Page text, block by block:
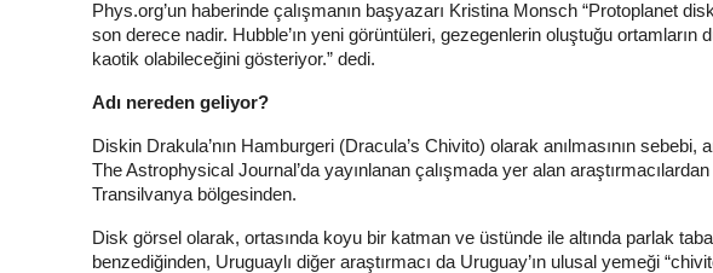
Phys.org’un haberinde çalışmanın başyazarı Kristina Monsch “Protoplanet
son derece nadir. Hubble’ın yeni görüntüleri, gezegenlerin oluştuğu
kaotik olabileceğini gösteriyor.” dedi.
Adı nereden geliyor?
Diskin Drakula’nın Hamburgeri (Dracula’s Chivito) olarak anılmasının sebebi,
The Astrophysical Journal’da yayınlanan çalışmada yer alan
Transilvanya bölgesinden.
Disk görsel olarak, ortasında koyu bir katman ve üstünde ile altında parlak
benzediğinden, Uruguaylı diğer araştırmacı da Uruguay’ın ulusal yemeği